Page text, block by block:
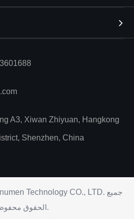
A3, Xiwan Zhiyuan, Hangkong
Shenzhen, China
Technology CO., LTD.
الحقوق محفوظة.